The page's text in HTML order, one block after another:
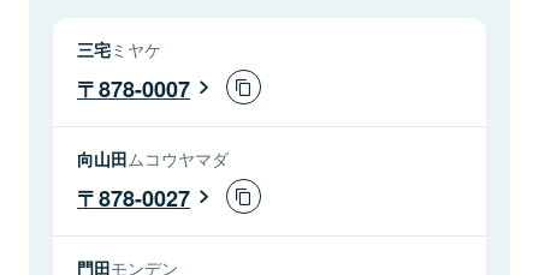
三宅ミヤケ
878-0007
向山田 ムコウヤマダ
878-0027
門田モンデン